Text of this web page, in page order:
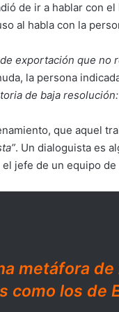
de ir a hablar con
al habla con la
exportación que
la persona
de baja
que aquel
. Un dialoguista es
jefe de un equipo
metáfora
los de